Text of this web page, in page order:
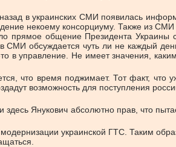
в украинских СМИ появилась
некоему консорциуму. Также из СМИ
прямое общение Президента Украины
в СМИ обсуждается чуть ли не каждый
в управление. Не имеет значения,
что время поджимает. Тот факт, что
возможность для поступления
Янукович абсолютно прав, что
украинской ГТС. Таким